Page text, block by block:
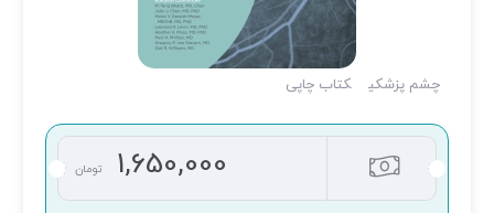
چشم پزشکی کتاب چاپی
1,650,000 تومان